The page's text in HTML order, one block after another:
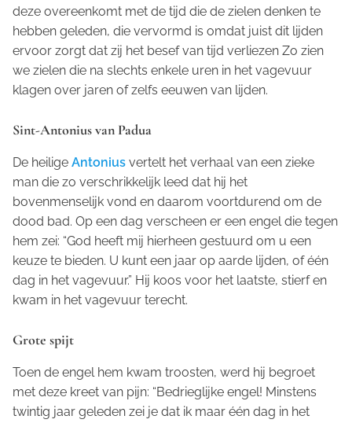
deze overeenkomt met de tijd die de zielen denken te
hebben geleden, die vervormd is omdat juist dit lijden
ervoor zorgt dat zij het besef van tijd verliezen Zo zien
we zielen die na slechts enkele uren in het vagevuur
klagen over jaren of zelfs eeuwen van lijden.
Sint-Antonius van Padua
De heilige Antonius vertelt het verhaal van een zieke
man die zo verschrikkelijk leed dat hij het
bovenmenselijk vond en daarom voortdurend om de
dood bad. Op een dag verscheen er een engel die tegen
hem zei: “God heeft mij hierheen gestuurd om u een
keuze te bieden. U kunt een jaar op aarde lijden, of één
dag in het vagevuur.” Hij koos voor het laatste, stierf en
kwam in het vagevuur terecht.
Grote spijt
Toen de engel hem kwam troosten, werd hij begroet
met deze kreet van pijn: “Bedrieglijke engel! Minstens
twintig jaar geleden zei je dat ik maar één dag in het